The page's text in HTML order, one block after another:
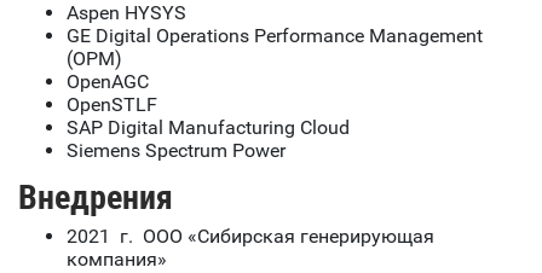
Aspen HYSYS
GE Digital Operations Performance Management
(OPM)
OpenAGC
OpenSTLF
SAP Digital Manufacturing Cloud
Siemens Spectrum Power
Внедрения
2021 г. ООО «Сибирская генерирующая
компания»